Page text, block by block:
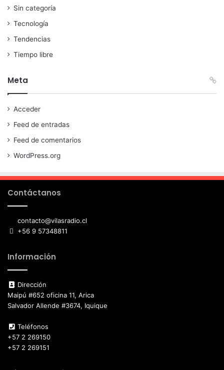
Sin categoría
Tecnología
Tendencias
Tiempo libre
Meta
Acceder
Feed de entradas
Feed de comentarios
WordPress.org
Contáctanos
contacto@vilasradio.cl
+56 9 57348811
Información
Dirección
Maipú #652 oficina 11, Arica
Salvador Allende #3674, Iquique
Teléfonos
+57 2 269150
+57 2 269151